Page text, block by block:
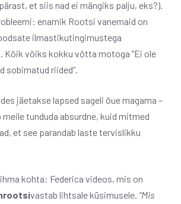
et siis nad ei mängiks palju, eks?).
enamik Rootsi vanemaid on
ilmastikutingimustega
võiks kokku võtta motoga “Ei ole
sobimatud riided”.
jäetakse lapsed sageli õue magama –
tunduda absurdne, kuid mitmed
et see parandab laste tervislikku
kohta: Federica videos, mis on
vastab lihtsale küsimusele. “Mis